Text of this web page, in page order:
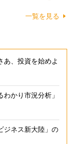
一覧を見る
あ、投資を始めよ
わかり市況分析」
ジネス新大陸」の